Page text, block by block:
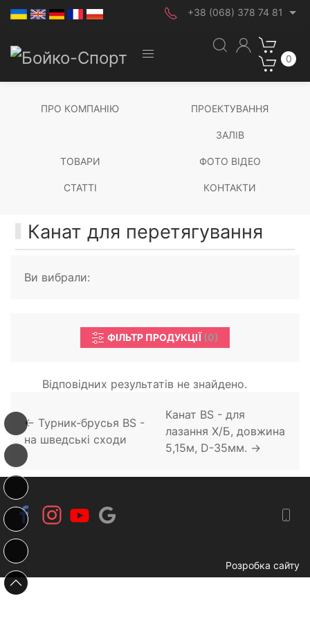
+38 (068) 378 74 81
0
ПРО КОМПАНІЮ ПРОЕКТУВАННЯ
ЗАЛІВ
ТОВАРИ ФОТО ВІДЕО
СТАТТІ КОНТАКТИ
Канат для перетягування
Ви вибрали:
ФІЛЬТР ПРОДУКЦІЇ(0)
Відповідних результатів не знайдено.
← Турник-брусья BS -
на шведські сходи
Канат BS - для
лазання Х/Б, довжина
5,15м, D-35мм. →
Розробка сайту